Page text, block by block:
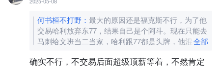
何书桓不打野 ： 最大的原因还是福克斯不行，为了他
交易哈利放弃东77，结果自己是个阿斗。现在只能去
马刺给文班当二当家，哈利跟77都是头牌，他混成二
全部
确实不行，不交易后面超级顶薪等着，不然肯定